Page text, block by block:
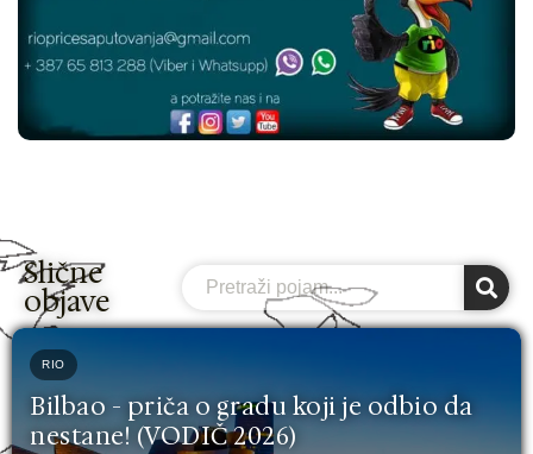
Slične
objave
Search
RIO
Bilbao - priča o gradu koji je odbio da
nestane! (VODIČ 2026)